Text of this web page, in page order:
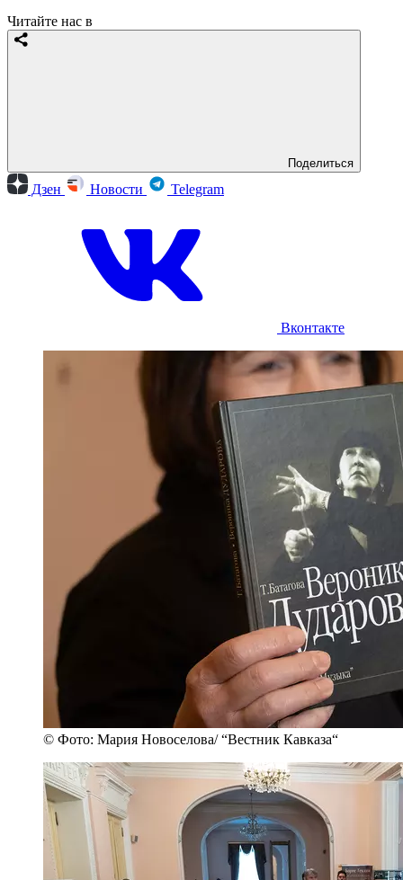
Читайте нас в
Поделиться
Дзен Новости Telegram
Вконтакте
© Фото: Мария Новоселова/ “Вестник Кавказа“